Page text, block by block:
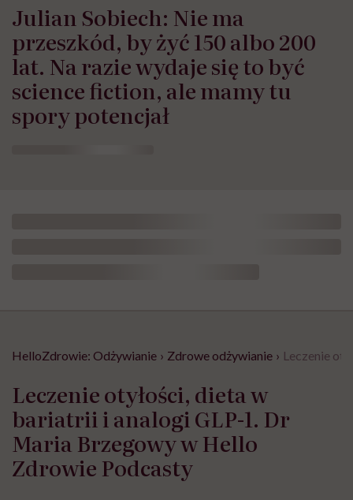
Julian Sobiech: Nie ma
przeszkód, by żyć 150 albo 200
lat. Na razie wydaje się to być
science fiction, ale mamy tu
spory potencjał
HelloZdrowie: Odżywianie › Zdrowe odżywianie › Leczenie
Leczenie otyłości, dieta w
bariatrii i analogi GLP-1. Dr
Maria Brzegowy w Hello
Zdrowie Podcasty